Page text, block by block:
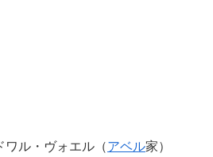
ワル・ヴォエル（アベル家）